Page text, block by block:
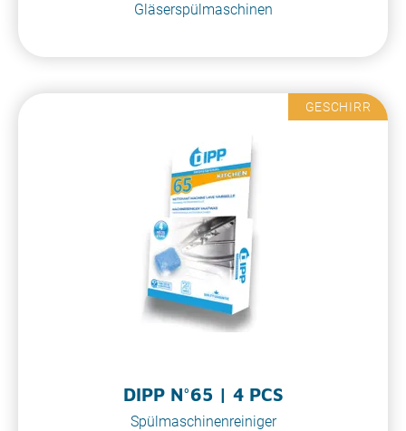
Gläserspülmaschinen
GESCHIRR
DIPP N°65 | 4 PCS
Spülmaschinenreiniger